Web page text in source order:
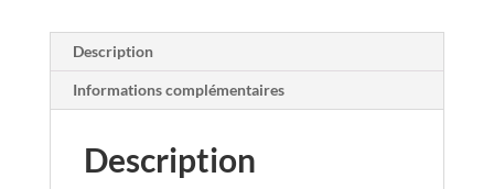
Description
Informations complémentaires
Description